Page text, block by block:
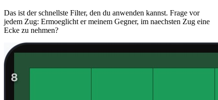
Das ist der schnellste Filter, den du anwenden kannst. Frage vor
jedem Zug: Ermoeglicht er meinem Gegner, im naechsten Zug eine
Ecke zu nehmen?